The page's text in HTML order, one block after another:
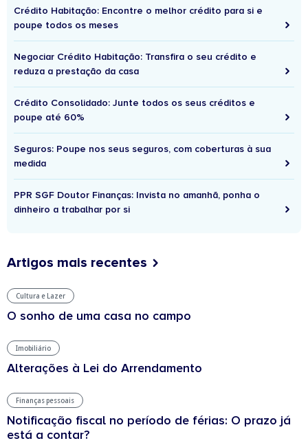
Crédito Habitação: Encontre o melhor crédito para si e
poupe todos os meses
Negociar Crédito Habitação: Transfira o seu crédito e
reduza a prestação da casa
Crédito Consolidado: Junte todos os seus créditos e
poupe até 60%
Seguros: Poupe nos seus seguros, com coberturas à sua
medida
PPR SGF Doutor Finanças: Invista no amanhã, ponha o
dinheiro a trabalhar por si
Artigos mais recentes
Cultura e Lazer
O sonho de uma casa no campo
Imobiliário
Alterações à Lei do Arrendamento
Finanças pessoais
Notificação fiscal no período de férias: O prazo já
está a contar?